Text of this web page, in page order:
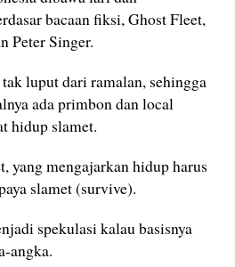
bacaan fiksi, Ghost Fleet,
Peter Singer.
luput dari ramalan, sehingga
ada primbon dan local
hidup slamet.
yang mengajarkan hidup harus
slamet (survive).
spekulasi kalau basisnya
angka.